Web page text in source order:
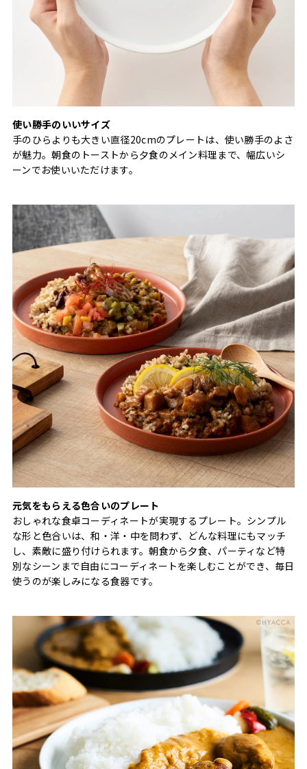
使い勝手のいいサイズ
手のひらよりも大きい直径20cmのプレートは、使い勝手のよさ
が魅力。朝食のトーストから夕食のメイン料理まで、幅広いシ
ーンでお使いいただけます。
元気をもらえる色合いのプレート
おしゃれな食卓コーディネートが実現するプレート。シンプル
な形と色合いは、和・洋・中を問わず、どんな料理にもマッチ
し、素敵に盛り付けられます。朝食から夕食、パーティなど特
別なシーンまで自由にコーディネートを楽しむことができ、毎日
使うのが楽しみになる食器です。